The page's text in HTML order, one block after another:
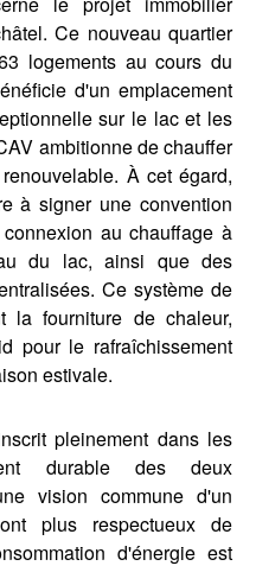
Ce nouveau quartier
logements au cours du
d'un emplacement
sur le lac et les
ambitionne de chauffer
À cet égard,
à signer une convention
au chauffage à
du lac, ainsi que des
Ce système de
la fourniture de chaleur,
pour le rafraîchissement
estivale.
pleinement dans les
durable des deux
vision commune d'un
plus respectueux de
d'énergie est